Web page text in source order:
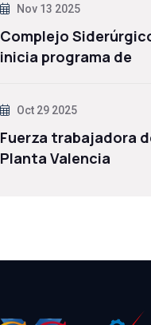
Nov 13 2025
Complejo
inicia programa de
Oct 29 2025
Fuerza trabajadora
Planta Valencia